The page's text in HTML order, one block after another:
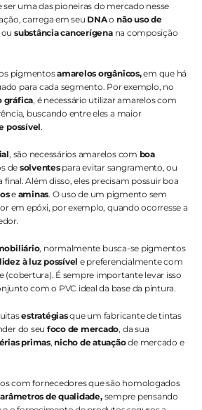
ser uma das pioneiras do mercado nesse
carrega em seu DNA o não uso de
substância cancerígena na composição
pigmentos amarelos orgânicos, em que há
para cada segmento. Por exemplo, no
gráfica, é necessário utilizar amarelos com
maior poder de transparência, buscando entre eles a maior
possível.
, são necessários amarelos com boa
de solventes para evitar sangramento, ou
e aminas. O uso de um pigmento sem
em epóxi, por exemplo, quando ocorresse a
, normalmente busca-se pigmentos
à luz possível e preferencialmente com
(cobertura). É sempre importante levar isso
com o PVC ideal da base da pintura.
estratégias que um fabricante de tintas
do seu foco de mercado
primas, nicho de atuação
de mercado e
com fornecedores que são homologados
de qualidade, sempre pensando